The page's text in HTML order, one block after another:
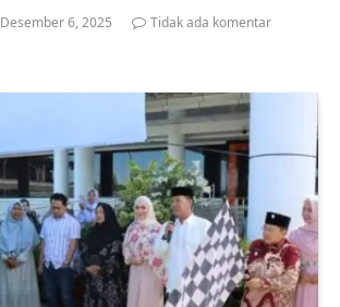
Desember 6, 2025
Tidak ada komentar